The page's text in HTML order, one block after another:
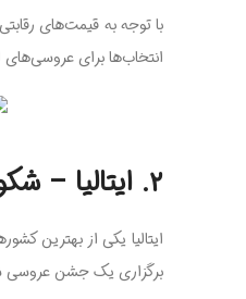
انتخاب‌ها برای
۲. ایتالیا – شکوه و اصالت در قلب اروپا
ایتالیا یکی از بهترین
برگزاری یک جشن عروسی